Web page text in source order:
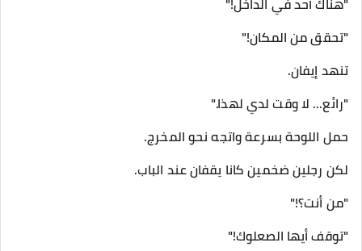
"تحقق من المكان!"
تنهد إيفان.
"رائع... لا وقت لدي لهذا."
حمل اللوحة بسرعة واتجه نحو المخرج.
لكن رجلين ضخمين كانا يقفان عند الباب.
"من أنت؟!"
"توقف أيها الصعلوك!"